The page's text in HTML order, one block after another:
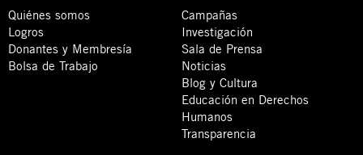
Quiénes somos
Logros
Donantes y Membresía
Bolsa de Trabajo
Campañas
Investigación
Sala de Prensa
Noticias
Blog y Cultura
Educación en Derechos
Humanos
Transparencia